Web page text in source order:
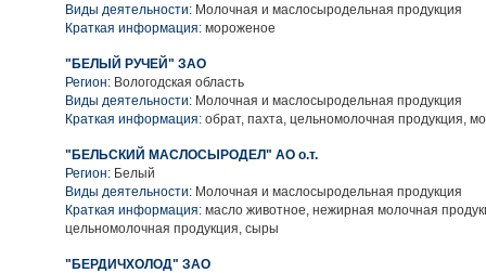
Виды деятельности: Молочная и маслосыродельная продукция
Краткая информация: мороженое
"БЕЛЫЙ РУЧЕЙ" ЗАО
Регион: Вологодская область
Виды деятельности: Молочная и маслосыродельная продукция
Краткая информация: обрат, пахта, цельномолочная продукция,
"БЕЛЬСКИЙ МАСЛОСЫРОДЕЛ" АО о.т.
Регион: Белый
Виды деятельности: Молочная и маслосыродельная продукция
Краткая информация: масло животное, нежирная молочная
цельномолочная продукция, сыры
"БЕРДИЧХОЛОД" ЗАО